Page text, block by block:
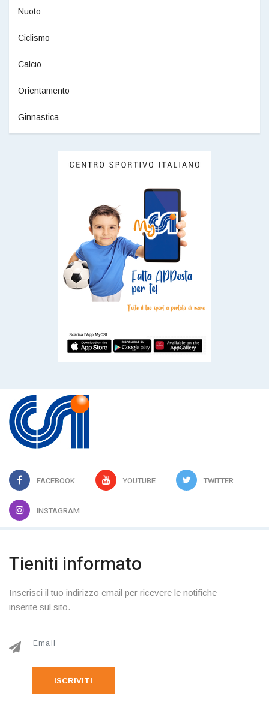
Nuoto
Ciclismo
Calcio
Orientamento
Ginnastica
FACEBOOK YOUTUBE TWITTER
INSTAGRAM
Tieniti informato
Inserisci il tuo indirizzo email per ricevere le notifiche
inserite sul sito.
ISCRIVITI